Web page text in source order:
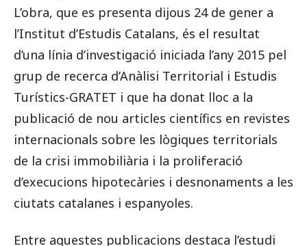
L’obra, que es presenta dijous 24 de gener a
l’Institut d’Estudis Catalans, és el resultat
d’una línia d’investigació iniciada l’any 2015 pel
grup de recerca d’Anàlisi Territorial i Estudis
Turístics-GRATET i que ha donat lloc a la
publicació de nou articles científics en revistes
internacionals sobre les lògiques territorials
de la crisi immobiliària i la proliferació
d’execucions hipotecàries i desnonaments a les
ciutats catalanes i espanyoles.
Entre aquestes publicacions destaca l’estudi